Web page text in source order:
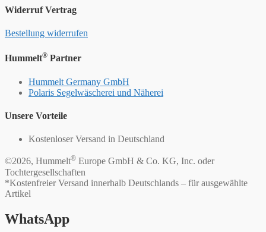
Widerruf Vertrag
Bestellung widerrufen
Hummelt® Partner
Hummelt Germany GmbH
Polaris Segelwäscherei und Näherei
Unsere Vorteile
Kostenloser Versand in Deutschland
©2026, Hummelt® Europe GmbH & Co. KG, Inc. oder
Tochtergesellschaften
*Kostenfreier Versand innerhalb Deutschlands – für ausgewählte
Artikel
WhatsApp